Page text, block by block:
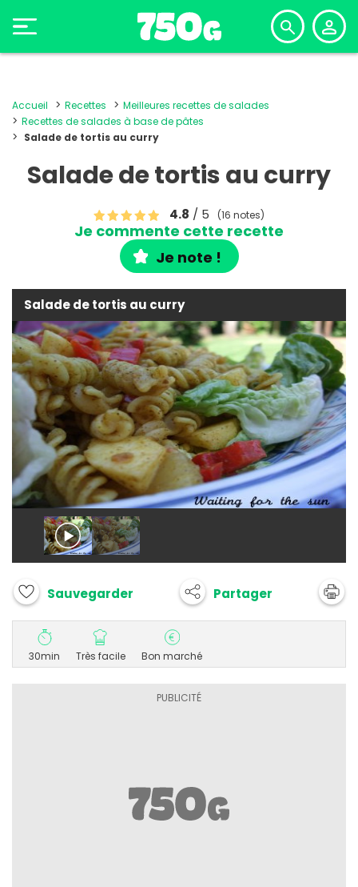
Accueil Recettes
Meilleures recettes de salades
Recettes de salades à base de pâtes
Salade de tortis au curry
Salade de tortis au curry
4.8 / 5 (16 notes)
Je commente cette recette
Je note !
Salade de tortis au curry
Sauvegarder Partager
30min Très facile Bon marché